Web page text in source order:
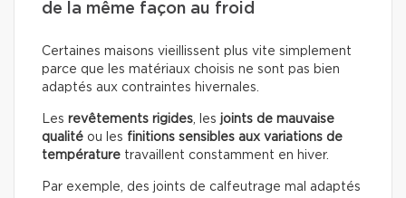
de la même façon au froid
Certaines maisons vieillissent plus vite simplement
parce que les matériaux choisis ne sont pas bien
adaptés aux contraintes hivernales.
Les revêtements rigides, les joints de mauvaise
qualité ou les finitions sensibles aux variations de
température travaillent constamment en hiver.
Par exemple, des joints de calfeutrage mal adaptés